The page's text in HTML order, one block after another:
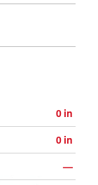
0 in
0 in
—